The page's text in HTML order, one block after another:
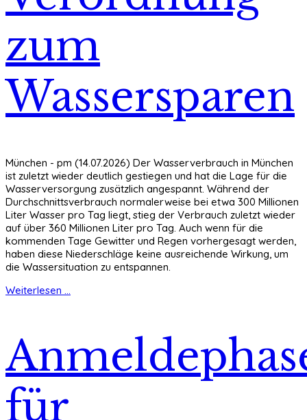
zum
Wassersparen
München - pm (14.07.2026) Der Wasserverbrauch in München
ist zuletzt wieder deutlich gestiegen und hat die Lage für die
Wasserversorgung zusätzlich angespannt. Während der
Durchschnittsverbrauch normalerweise bei etwa 300 Millionen
Liter Wasser pro Tag liegt, stieg der Verbrauch zuletzt wieder
auf über 360 Millionen Liter pro Tag. Auch wenn für die
kommenden Tage Gewitter und Regen vorhergesagt werden,
haben diese Niederschläge keine ausreichende Wirkung, um
die Wassersituation zu entspannen.
Weiterlesen ...
für